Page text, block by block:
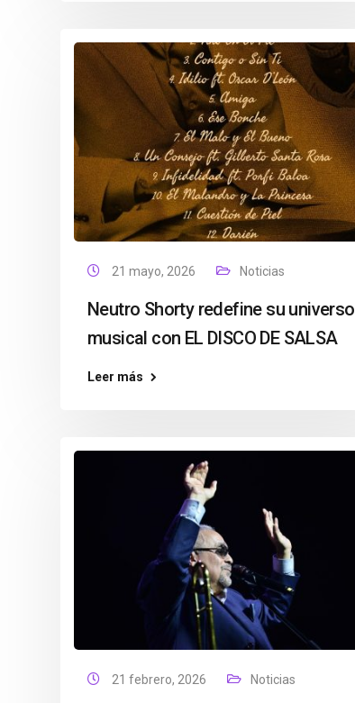
21 mayo, 2026 Noticias
Neutro Shorty redefine su universo
musical con EL DISCO DE SALSA
Leer más
21 febrero, 2026 Noticias